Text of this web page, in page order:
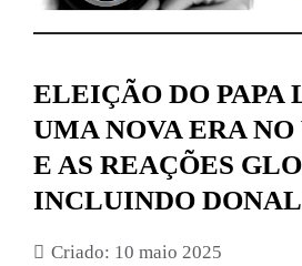
ELEIÇÃO DO PAPA
UMA NOVA ERA
E AS REAÇÕES
INCLUINDO
Criado: 10 maio 2025